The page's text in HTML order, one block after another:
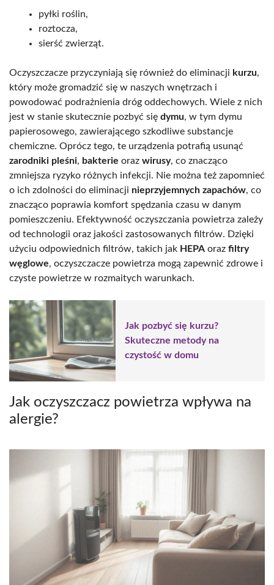
pyłki roślin,
roztocza,
sierść zwierząt.
Oczyszczacze przyczyniają się również do eliminacji kurzu,
który może gromadzić się w naszych wnętrzach i
powodować podrażnienia dróg oddechowych. Wiele z nich
jest w stanie skutecznie pozbyć się dymu, w tym dymu
papierosowego, zawierającego szkodliwe substancje
chemiczne. Oprócz tego, te urządzenia potrafią usunąć
zarodniki pleśni, bakterie oraz wirusy, co znacząco
zmniejsza ryzyko różnych infekcji. Nie można też zapomnieć
o ich zdolności do eliminacji nieprzyjemnych zapachów, co
znacząco poprawia komfort spędzania czasu w danym
pomieszczeniu. Efektywność oczyszczania powietrza zależy
od technologii oraz jakości zastosowanych filtrów. Dzięki
użyciu odpowiednich filtrów, takich jak HEPA oraz filtry
węglowe, oczyszczacze powietrza mogą zapewnić zdrowe i
czyste powietrze w rozmaitych warunkach.
Jak pozbyć się kurzu?
Skuteczne metody na
czystość w domu
Jak oczyszczacz powietrza wpływa na
alergie?